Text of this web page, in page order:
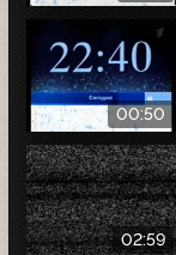
00:50
02:59